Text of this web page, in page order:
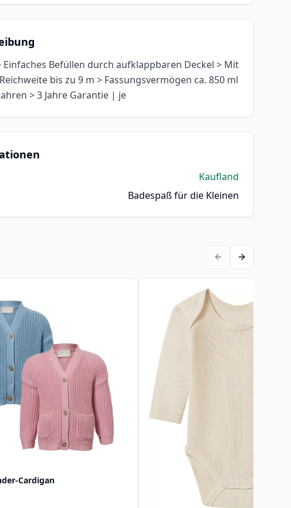
Einfaches Befüllen durch aufklappbaren Deckel > Mit
bis zu 9 m > Fassungsvermögen ca. 850 ml
> 3 Jahre Garantie | je
Kaufland
Badespaß für die Kleinen
Cardigan